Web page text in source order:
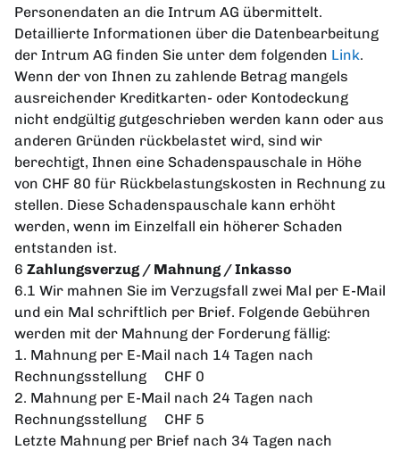
Personendaten an die Intrum AG übermittelt.
Detaillierte Informationen über die Datenbearbeitung
der Intrum AG finden Sie unter dem folgenden Link.
Wenn der von Ihnen zu zahlende Betrag mangels
ausreichender Kreditkarten- oder Kontodeckung
nicht endgültig gutgeschrieben werden kann oder aus
anderen Gründen rückbelastet wird, sind wir
berechtigt, Ihnen eine Schadenspauschale in Höhe
von CHF 80 für Rückbelastungskosten in Rechnung zu
stellen. Diese Schadenspauschale kann erhöht
werden, wenn im Einzelfall ein höherer Schaden
entstanden ist.
6 Zahlungsverzug / Mahnung / Inkasso
6.1 Wir mahnen Sie im Verzugsfall zwei Mal per E-Mail
und ein Mal schriftlich per Brief. Folgende Gebühren
werden mit der Mahnung der Forderung fällig:
1. Mahnung per E-Mail nach 14 Tagen nach
Rechnungsstellung CHF 0
2. Mahnung per E-Mail nach 24 Tagen nach
Rechnungsstellung CHF 5
Letzte Mahnung per Brief nach 34 Tagen nach